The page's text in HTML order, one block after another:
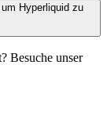
Hyperliquid zu
Besuche unser